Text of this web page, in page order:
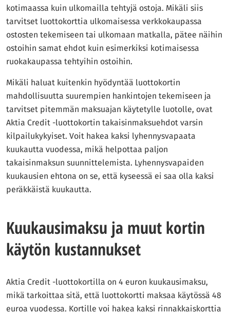
kotimaassa kuin ulkomailla tehtyjä ostoja. Mikäli siis
tarvitset luottokorttia ulkomaisessa verkkokaupassa
ostosten tekemiseen tai ulkomaan matkalla, pätee näihin
ostoihin samat ehdot kuin esimerkiksi kotimaisessa
ruokakaupassa tehtyihin ostoihin.
Mikäli haluat kuitenkin hyödyntää luottokortin
mahdollisuutta suurempien hankintojen tekemiseen ja
tarvitset pitemmän maksuajan käytetylle luotolle, ovat
Aktia Credit -luottokortin takaisinmaksuehdot varsin
kilpailukykyiset. Voit hakea kaksi lyhennysvapaata
kuukautta vuodessa, mikä helpottaa paljon
takaisinmaksun suunnittelemista. Lyhennysvapaiden
kuukausien ehtona on se, että kyseessä ei saa olla kaksi
peräkkäistä kuukautta.
Kuukausimaksu ja muut kortin
käytön kustannukset
Aktia Credit -luottokortilla on 4 euron kuukausimaksu,
mikä tarkoittaa sitä, että luottokortti maksaa käytössä 48
euroa vuodessa. Kortille voi hakea kaksi rinnakkaiskorttia